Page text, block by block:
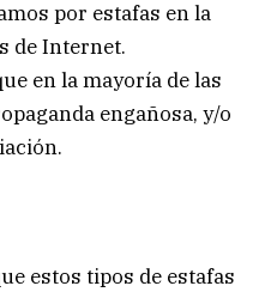
por estafas en la
de Internet.
en la mayoría de las
engañosa, y/o
estos tipos de estafas